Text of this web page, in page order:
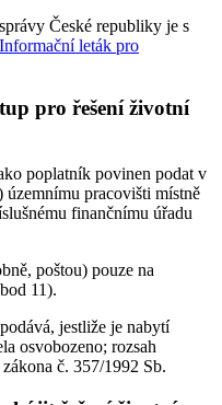
České republiky je s
Informační leták pro
pro řešení životní
poplatník povinen podat v
územnímu pracovišti místně
finančnímu úřadu
poštou) pouze na
11).
jestliže je nabytí
osvobozeno; rozsah
č. 357/1992 Sb.